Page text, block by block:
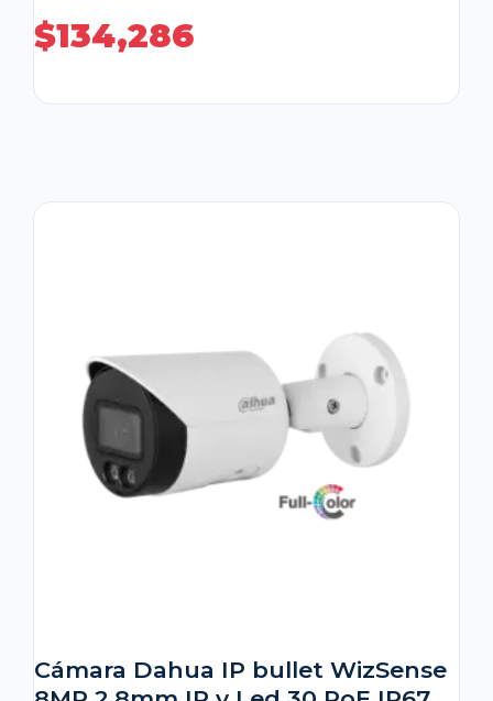
$134,286
Cámara Dahua IP bullet WizSense